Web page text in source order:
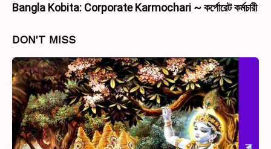
Bangla Kobita: Corporate Karmochari ~ কর্পোরেট কর্মচারী
DON'T MISS